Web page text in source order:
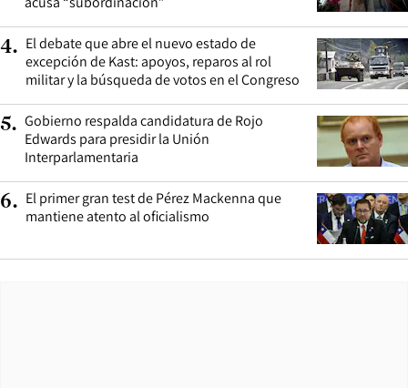
4. El debate que abre el nuevo estado de
excepción de Kast: apoyos, reparos al rol
militar y la búsqueda de votos en el Congreso
5. Gobierno respalda candidatura de Rojo
Edwards para presidir la Unión
Interparlamentaria
6. El primer gran test de Pérez Mackenna que
mantiene atento al oficialismo